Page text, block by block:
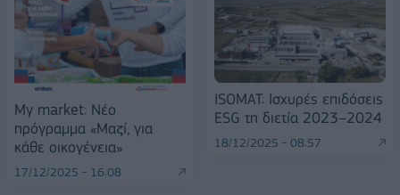
My market: Νέο
πρόγραμμα «Μαζί, για
κάθε οικογένεια»
17/12/2025 - 16:08
ISOMAT: Ισχυρές επιδόσεις
ESG τη διετία 2023–2024
18/12/2025 - 08:57